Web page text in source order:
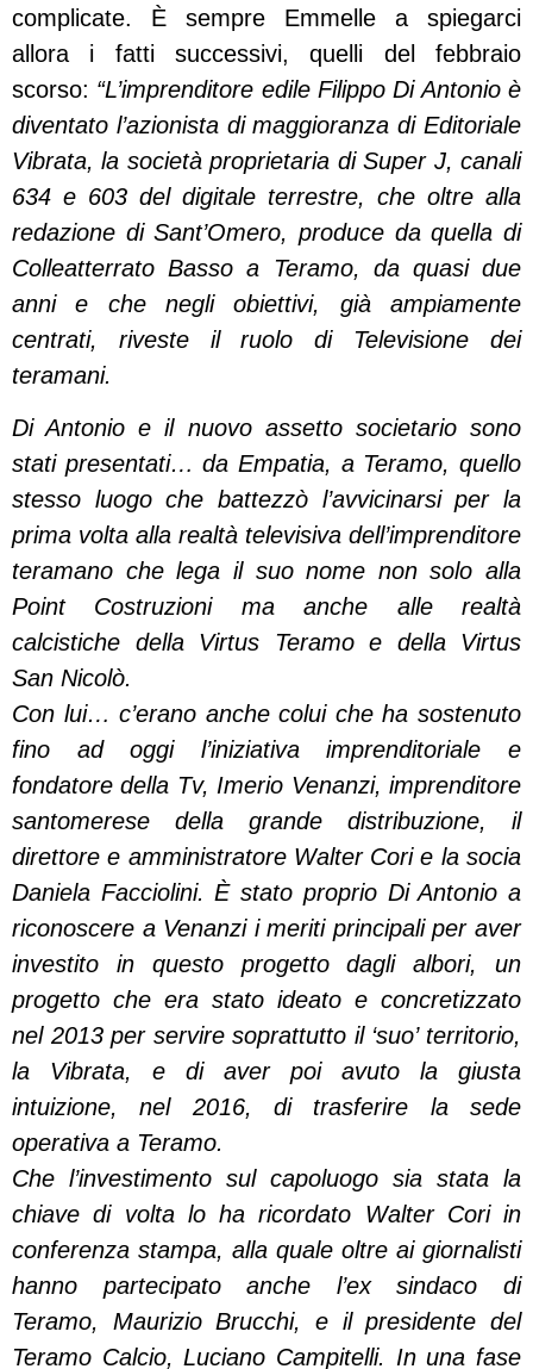
complicate. È sempre Emmelle a spiegarci
allora i fatti successivi, quelli del febbraio
scorso: “L’imprenditore edile Filippo Di Antonio è
diventato l’azionista di maggioranza di Editoriale
Vibrata, la società proprietaria di Super J, canali
634 e 603 del digitale terrestre, che oltre alla
redazione di Sant’Omero, produce da quella di
Colleatterrato Basso a Teramo, da quasi due
anni e che negli obiettivi, già ampiamente
centrati, riveste il ruolo di Televisione dei
teramani.
Di Antonio e il nuovo assetto societario sono
stati presentati… da Empatia, a Teramo, quello
stesso luogo che battezzò l’avvicinarsi per la
prima volta alla realtà televisiva dell’imprenditore
teramano che lega il suo nome non solo alla
Point Costruzioni ma anche alle realtà
calcistiche della Virtus Teramo e della Virtus
San Nicolò.
Con lui… c’erano anche colui che ha sostenuto
fino ad oggi l’iniziativa imprenditoriale e
fondatore della Tv, Imerio Venanzi, imprenditore
santomerese della grande distribuzione, il
direttore e amministratore Walter Cori e la socia
Daniela Facciolini. È stato proprio Di Antonio a
riconoscere a Venanzi i meriti principali per aver
investito in questo progetto dagli albori, un
progetto che era stato ideato e concretizzato
nel 2013 per servire soprattutto il ‘suo’ territorio,
la Vibrata, e di aver poi avuto la giusta
intuizione, nel 2016, di trasferire la sede
operativa a Teramo.
Che l’investimento sul capoluogo sia stata la
chiave di volta lo ha ricordato Walter Cori in
conferenza stampa, alla quale oltre ai giornalisti
hanno partecipato anche l’ex sindaco di
Teramo, Maurizio Brucchi, e il presidente del
Teramo Calcio, Luciano Campitelli. In una fase